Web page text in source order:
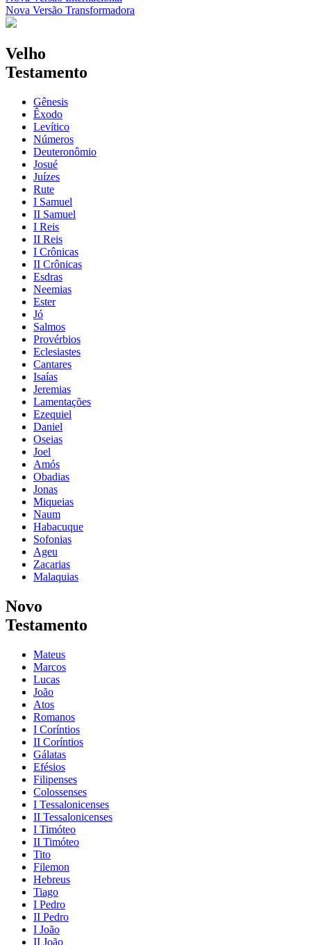
Nova Versão Transformadora
Velho
Testamento
Gênesis
Êxodo
Levítico
Números
Deuteronômio
Josué
Juízes
Rute
I Samuel
II Samuel
I Reis
II Reis
I Crônicas
II Crônicas
Esdras
Neemias
Ester
Jó
Salmos
Provérbios
Eclesiastes
Cantares
Isaías
Jeremias
Lamentações
Ezequiel
Daniel
Oseias
Joel
Amós
Obadias
Jonas
Miqueias
Naum
Habacuque
Sofonias
Ageu
Zacarias
Malaquias
Novo
Testamento
Mateus
Marcos
Lucas
João
Atos
Romanos
I Coríntios
II Coríntios
Gálatas
Efésios
Filipenses
Colossenses
I Tessalonicenses
II Tessalonicenses
I Timóteo
II Timóteo
Tito
Filemon
Hebreus
Tiago
I Pedro
II Pedro
I João
II João